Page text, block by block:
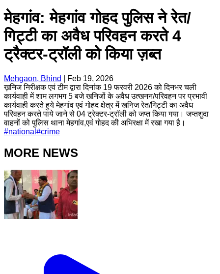
मेहगांव: मेहगांव गोहद पुलिस ने रेत/
गिट्टी का अवैध परिवहन करते 4
ट्रैक्टर-ट्रॉली को किया ज़ब्त
Mehgaon, Bhind
Feb 19, 2026
ख़निज निरीक्षक एवं टीम द्वारा दिनांक 19 फरवरी 2026 को दिनभर चली
कार्यवाही में शाम लगभग 5 बजे खनिजों के अवैध उत्खनन/परिवहन पर प्रभावी
कार्यवाही करते हुये मेहगांव एवं गोहद क्षेत्र में खनिज रेत/गिट्टी का अवैध
परिवहन करते पाये जाने से 04 ट्रेक्टर-ट्रॉली को जप्त किया गया। जप्तशुदा
वाहनों को पुलिस थाना मेहगांव,एवं गोहद की अभिरक्षा में रखा गया है़।
#national #crime
MORE NEWS